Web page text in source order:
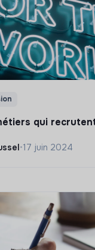
qui
•17 juin 2024